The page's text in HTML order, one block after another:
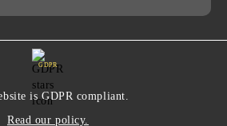
GDPR
is GDPR compliant.
Read our policy.